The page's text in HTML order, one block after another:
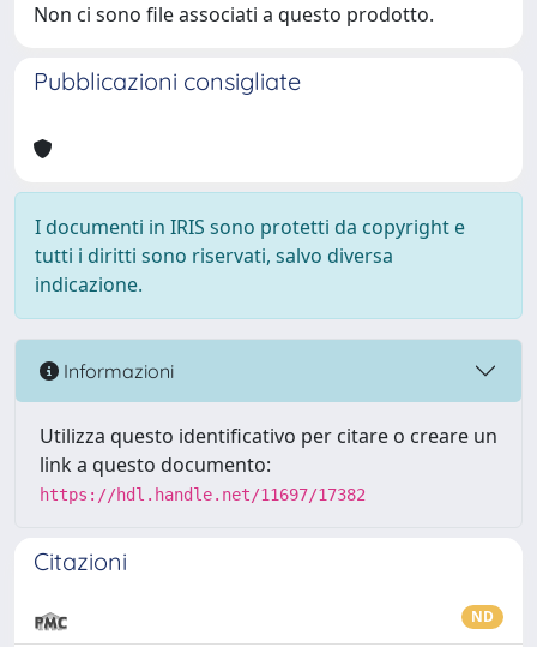
Non ci sono file associati a questo prodotto.
Pubblicazioni consigliate
I documenti in IRIS sono protetti da copyright e
tutti i diritti sono riservati, salvo diversa
indicazione.
Informazioni
Utilizza questo identificativo per citare o creare un
link a questo documento:
https://hdl.handle.net/11697/17382
Citazioni
ND